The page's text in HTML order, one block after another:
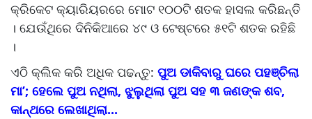
କ୍ରିକେଟ କ୍ୟାରିୟରରେ ମୋଟ ୧୦୦ଟି ଶତକ ହାସଲ କରିଛନ୍ତି
। ଯେଉଁଥିରେ ଦିନିକିଆରେ ୪୯ ଓ ଟେଷ୍ଟରେ ୫୧ଟି ଶତକ ରହିଛି
।
ଏଠି କ୍ଲିକ କରି ଅଧିକ ପଢନ୍ତୁ: ପୁଅ ଡାକିବାରୁ ଘରେ ପହଞ୍ଚିଲା
ମା’; ହେଲେ ପୁଅ ନଥିଲା, ଝୁଲୁଥିଲା ପୁଅ ସହ ୩ ଜଣଙ୍କ ଶବ,
କାନ୍ଥରେ ଲେଖାଥିଲା...